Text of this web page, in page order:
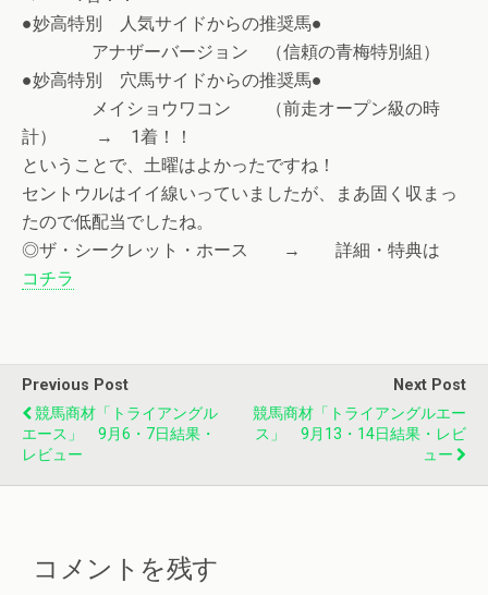
●妙高特別 人気サイドからの推奨馬●
アナザーバージョン （信頼の青梅特別組）
●妙高特別 穴馬サイドからの推奨馬●
メイショウワコン （前走オープン級の時
計） → 1着！！
ということで、土曜はよかったですね！
セントウルはイイ線いっていましたが、まあ固く収まっ
たので低配当でしたね。
◎ザ・シークレット・ホース → 詳細・特典は
コチラ
Previous Post
競馬商材「トライアングル
エース」 9月6・7日結果・
レビュー
Next Post
競馬商材「トライアングルエー
ス」 9月13・14日結果・レビ
ュー
コメントを残す